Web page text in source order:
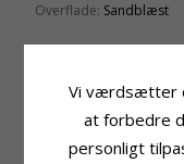
Overflade: Sandblæst
Leveringstid
Leveringstid:2-3
Vi værdsætter
at forbedre
personligt